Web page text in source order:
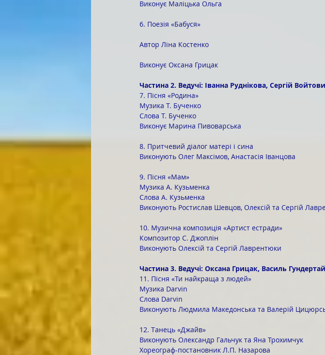
Виконує Маліцька Ольга
6. Поезія «Бабуся»
Автор Ліна Костенко
Виконує Оксана Грицак
Частина 2. Ведучі: Іванна Руднікова, Сергій
7. Пісня «Родина»
Музика Т. Бученко
Слова Т. Бученко
Виконує Марина Пивоварська
8. Притчевий діалог матері і сина
Виконують Олег Максімов, Анастасія Іванцова
9. Пісня «Мам»
Музика А. Кузьменка
Слова А. Кузьменка
Виконують Ростислав Шевцов, Олексій та Сергій
10. Музична композиція «Артист естради»
Композитор С. Джоплін
Виконують Олексій та Сергій Лаврентюки
Частина 3. Ведучі: Оксана Грицак, Василь
11. Пісня «Ти найкраща з людей»
Музика Darvin
Слова Darvin
Виконують Людмила Македонська та Валерій
12. Танець «Джайв»
Виконують Олександр Гальчук та Яна Трохимчук
Хореограф-постановник Л.П. Назарова